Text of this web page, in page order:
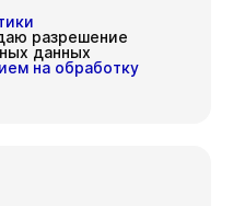
разрешение
данных
на обработку